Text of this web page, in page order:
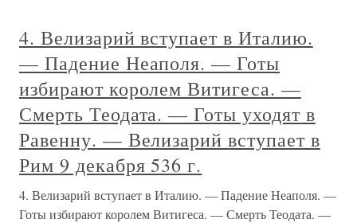
4. Велизарий вступает в Италию.
— Падение Неаполя. — Готы
избирают королем Витигеса. —
Смерть Теодата. — Готы уходят в
Равенну. — Велизарий вступает в
Рим 9 декабря 536 г.
4. Велизарий вступает в Италию. — Падение Неаполя. —
Готы избирают королем Витигеса. — Смерть Теодата. —